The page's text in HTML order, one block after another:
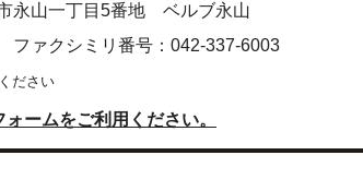
永山一丁目5番地 ベルブ永山
ァクシミリ番号：042-337-6003
ださい
ームをご利用ください。